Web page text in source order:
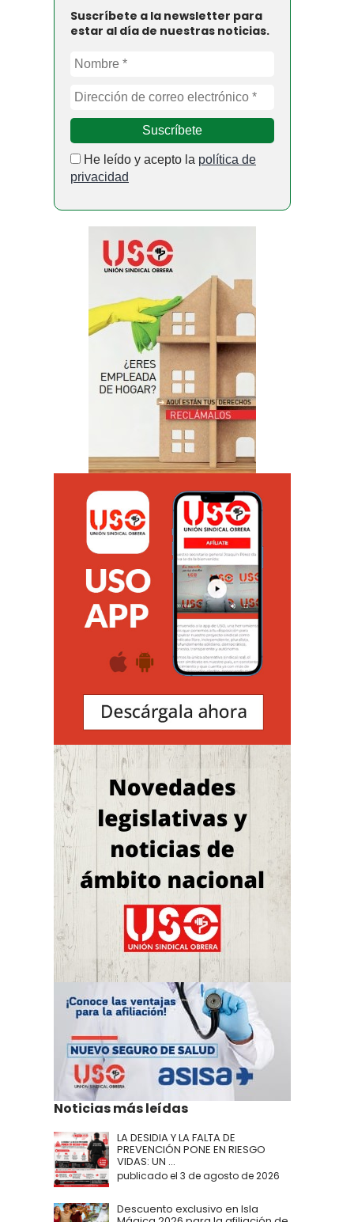
Suscríbete a la newsletter para
estar al día de nuestras noticias.
He leído y acepto la política de
privacidad
Noticias más leídas
LA DESIDIA Y LA FALTA DE
PREVENCIÓN PONE EN RIESGO
VIDAS: UN ...
publicado el 3 de agosto de 2026
Descuento exclusivo en Isla